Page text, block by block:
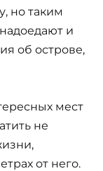
но таким
и
об острове,
мест
не
от него.